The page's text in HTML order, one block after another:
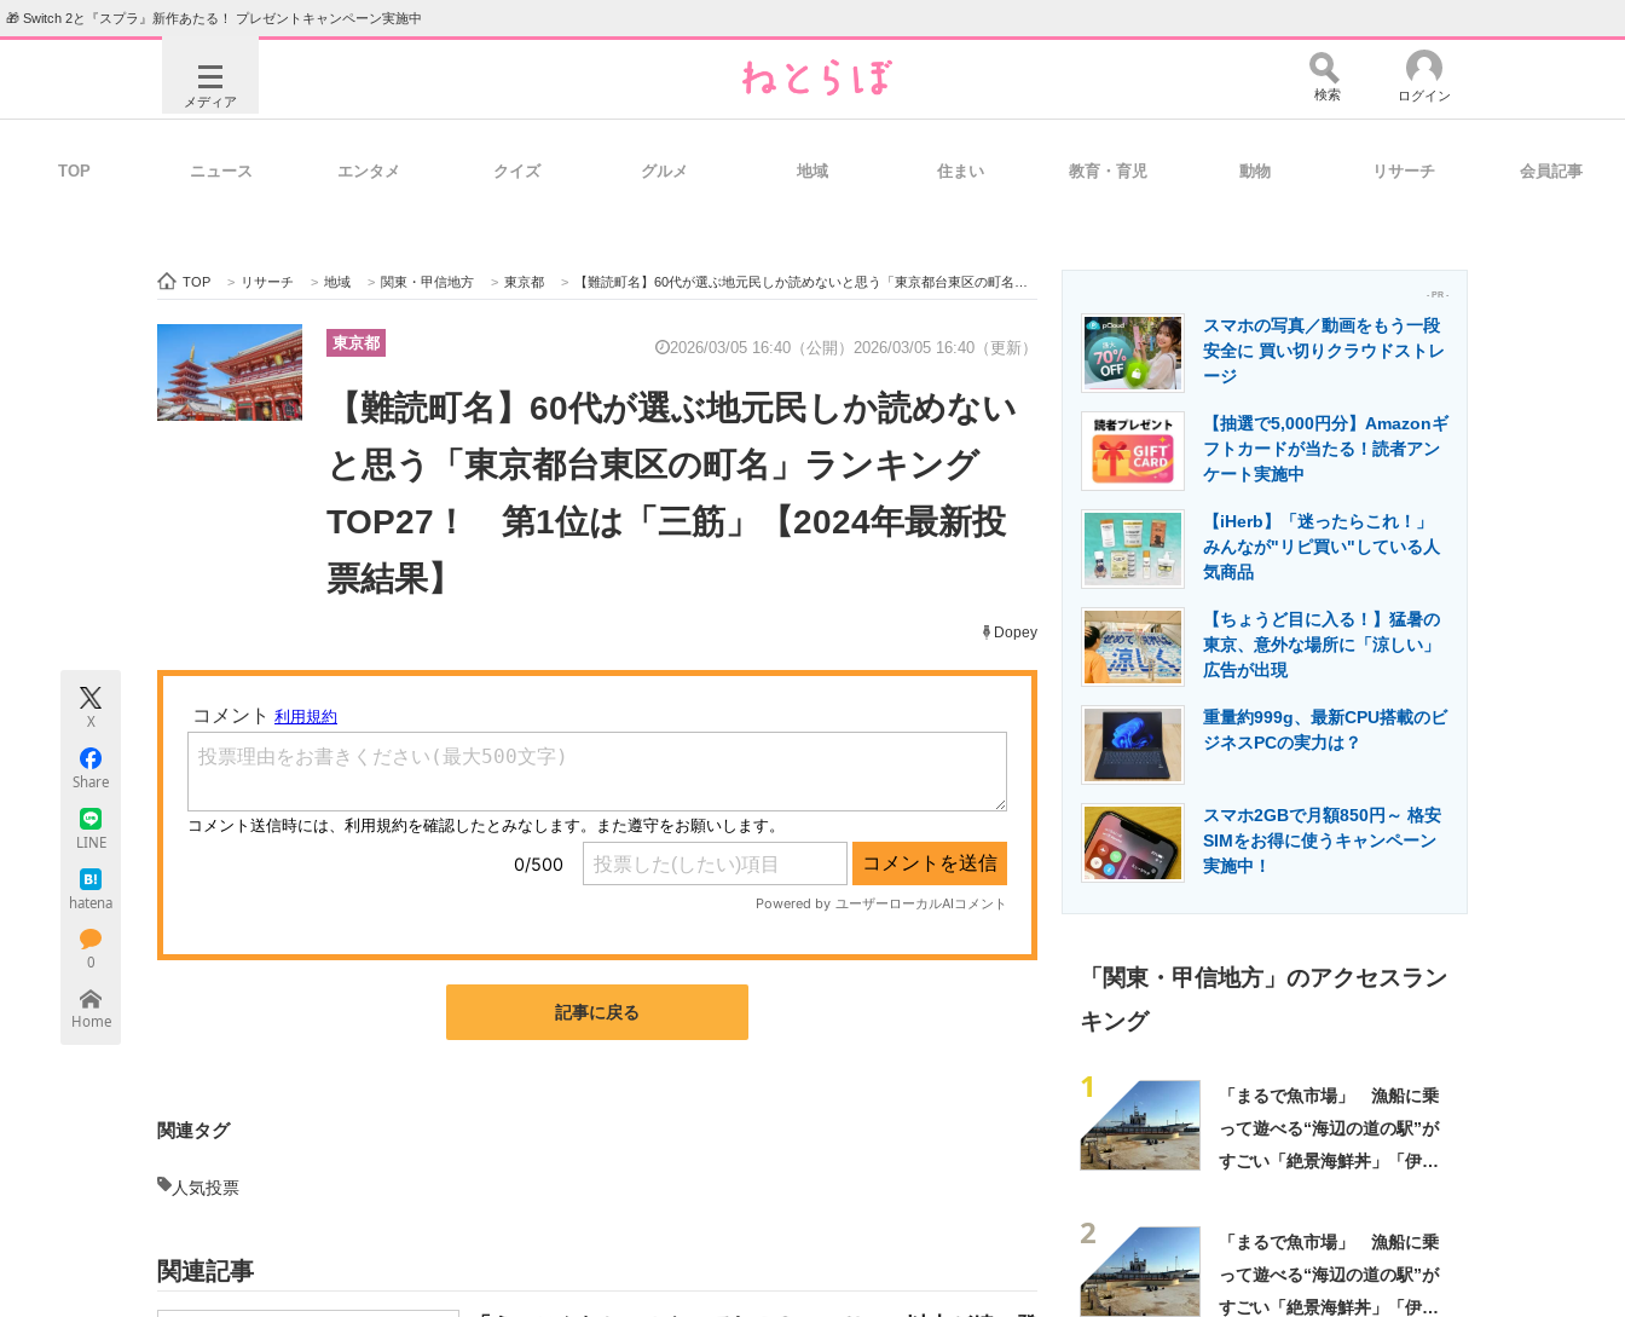
🎁 Switch 2と『スプラ』新作あたる！ プレゼントキャンペーン実施中
メディア
ビジネスと働き方のヒント 経営リーダーのコミュニティ マーケ×ITの今がよく分かる
企業向けIT製品の総合サイト 製造業のIT導入・活用を支援
モノづくり技術者専門サイト エネルギーの専門メディア 建設×テクノロジーの最前線
ちょっと気になるネットの話題
検索 ログイン
TOP ニュース エンタメ クイズ グルメ 地域 住まい 教育・育児 動物 リサーチ 会員記事
TOP > リサーチ > 地域 > 関東・甲信地方 > 東京都 > 【難読町名】60代が選ぶ地元民しか読めないと思う「東京都台東区の町名」ランキングTOP27！ 第1位は「三筋」【2024年最新投票結果】
東京都 2026/03/05 16:40（公開） 2026/03/05 16:40（更新）
【難読町名】60代が選ぶ地元民しか読めない
と思う「東京都台東区の町名」ランキング
TOP27！ 第1位は「三筋」【2024年最新投
票結果】
Dopey
X
Share
LINE
hatena
0
Home 記事に戻る
関連タグ
人気投票
関連記事
- PR -
スマホの写真／動画をもう一段
安全に 買い切りクラウドストレ
ージ
【抽選で5,000円分】Amazonギ
フトカードが当たる！読者アン
ケート実施中
【iHerb】「迷ったらこれ！」
みんなが"リピ買い"している人
気商品
【ちょうど目に入る！】猛暑の
東京、意外な場所に「涼しい」
広告が出現
重量約999g、最新CPU搭載のビ
ジネスPCの実力は？
スマホ2GBで月額850円～ 格安
SIMをお得に使うキャンペーン
実施中！
「関東・甲信地方」のアクセスラン
キング
1
「まるで魚市場」 漁船に乗
って遊べる“海辺の道の駅”が
すごい「絶景海鮮丼」「伊勢
2
「まるで魚市場」 漁船に乗
って遊べる“海辺の道の駅”が
すごい「絶景海鮮丼」「伊勢